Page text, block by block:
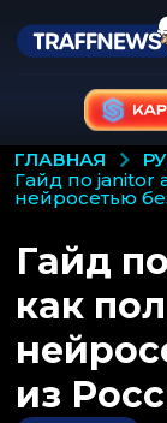
ГЛАВНАЯ
гайд по janitor ai 2026: как пользоваться
нейросетью
Гайд
как
из